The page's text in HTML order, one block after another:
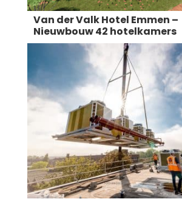
Van der Valk Hotel Emmen –
Nieuwbouw 42 hotelkamers